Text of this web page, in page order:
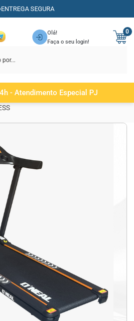
ENTREGA SEGURA
Olá!
Faça o seu login!
0
- Atendimento Especial PJ